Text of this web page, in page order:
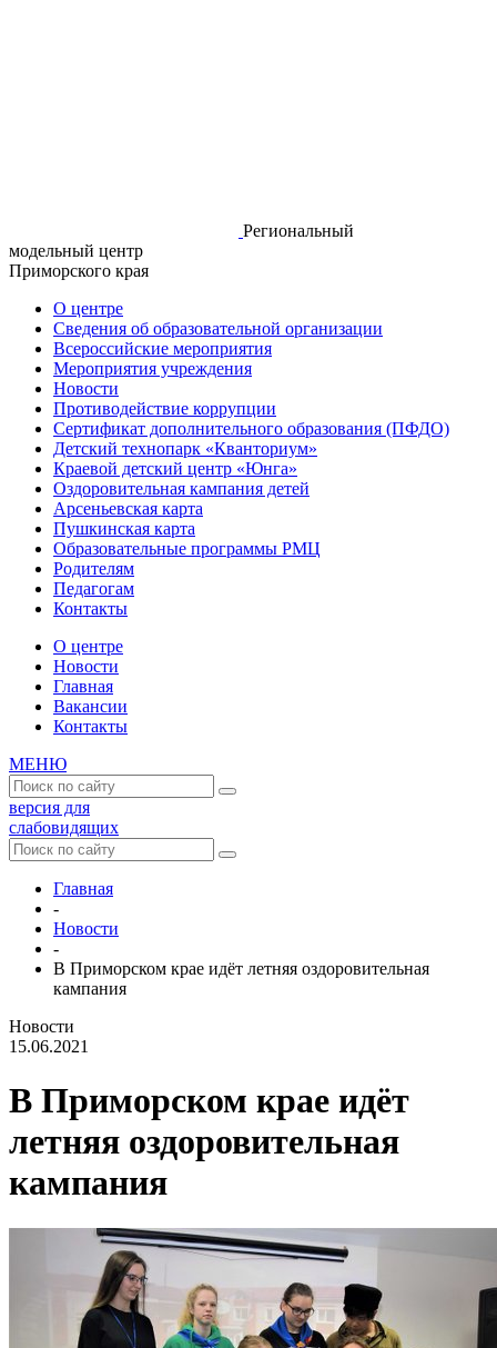
Региональный
модельный центр
Приморского края
О центре
Сведения об образовательной организации
Всероссийские мероприятия
Мероприятия учреждения
Новости
Противодействие коррупции
Сертификат дополнительного образования (ПФДО)
Детский технопарк «Кванториум»
Краевой детский центр «Юнга»
Оздоровительная кампания детей
Арсеньевская карта
Пушкинская карта
Образовательные программы РМЦ
Родителям
Педагогам
Контакты
О центре
Новости
Главная
Вакансии
Контакты
МЕНЮ
версия для
слабовидящих
Главная
-
Новости
-
В Приморском крае идёт летняя оздоровительная
кампания
Новости
15.06.2021
В Приморском крае идёт
летняя оздоровительная
кампания